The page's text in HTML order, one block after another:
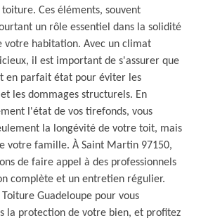
Ces éléments, souvent
un rôle essentiel dans la solidité
votre habitation. Avec un climat
il est important de s'assurer que
en parfait état pour éviter les
les dommages structurels. En
l'état de vos tirefonds, vous
la longévité de votre toit, mais
votre famille. À Saint Martin 97150,
de faire appel à des professionnels
complète et un entretien régulier.
Guadeloupe pour vous
la protection de votre bien, et profitez